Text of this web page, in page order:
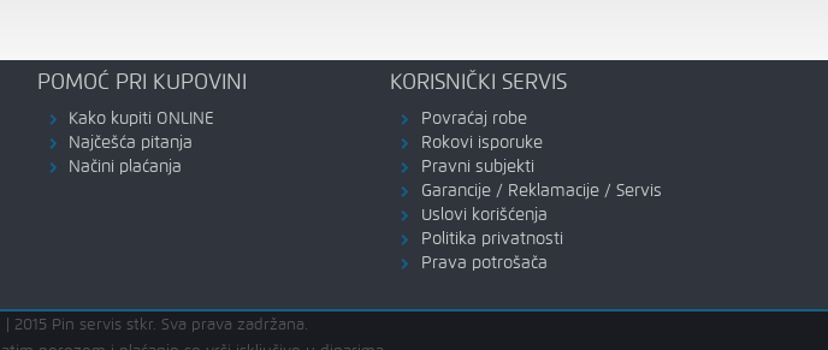
POMOĆ PRI KUPOVINI
Kako kupiti ONLINE
Najčešća pitanja
Načini plaćanja
KORISNIČKI SERVIS
Povraćaj robe
Rokovi isporuke
Pravni subjekti
Garancije / Reklamacije / Servis
Uslovi korišćenja
Politika privatnosti
Prava potrošača
2015 Pin servis stkr. Sva prava zadržana.